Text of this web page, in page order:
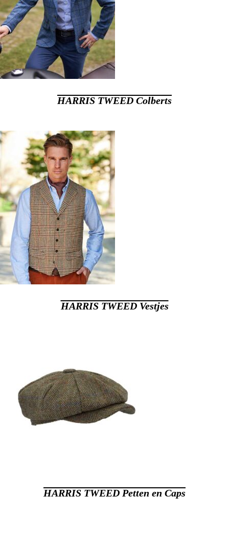
HARRIS TWEED Colberts
HARRIS TWEED Vestjes
HARRIS TWEED Petten en Caps